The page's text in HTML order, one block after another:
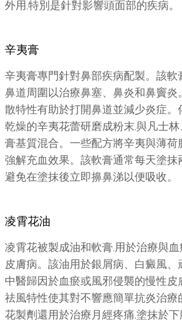
外用,特別是針對影響頭面部的疾病。
辛夷膏
辛夷膏專門針對鼻部疾病配製。該軟
鼻道周圍以治療鼻塞、鼻炎和鼻竇炎
散特性有助於打開鼻道並減少炎症。
乾燥的辛夷花蕾研磨成粉末,與凡士
膏基質混合。一些配方將辛夷與薄荷
強解充血效果。該軟膏通常每天塗抹
避免在塗抹後立即擤鼻涕以便吸收。
凌霄花油
凌霄花被製成油和軟膏,用於治療與
皮膚病。該油用於銀屑病、白癜風、
中醫歸因於血瘀或風邪侵襲的慢性皮
祛風特性使其對不響應簡單抗炎治療
花製劑還用於治療月經疼痛,塗抹於